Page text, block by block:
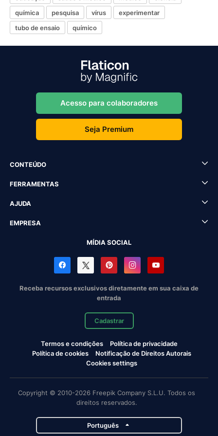
química
pesquisa vírus
experimentar
tubo de ensaio
químico
Acesso para colaboradores
Seja Premium
CONTEÚDO
FERRAMENTAS
AJUDA
EMPRESA
MÍDIA SOCIAL
Receba recursos exclusivos diretamente em sua caixa de
entrada
Cadastrar
Termos e condições
Política de privacidade
Política de cookies
Notificação de Direitos Autorais
Cookies settings
Copyright © 2010-2026 Freepik Company S.L.U. Todos os
direitos reservados.
Português